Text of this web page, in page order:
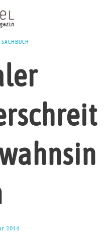
SACHBUCH
2014